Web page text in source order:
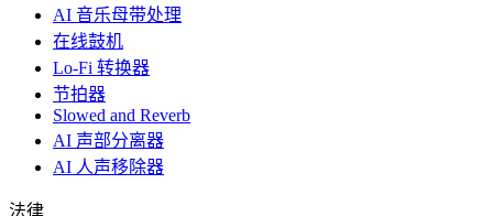
AI 音乐母带处理
在线鼓机
Lo-Fi 转换器
节拍器
Slowed and Reverb
AI 声部分离器
AI 人声移除器
法律